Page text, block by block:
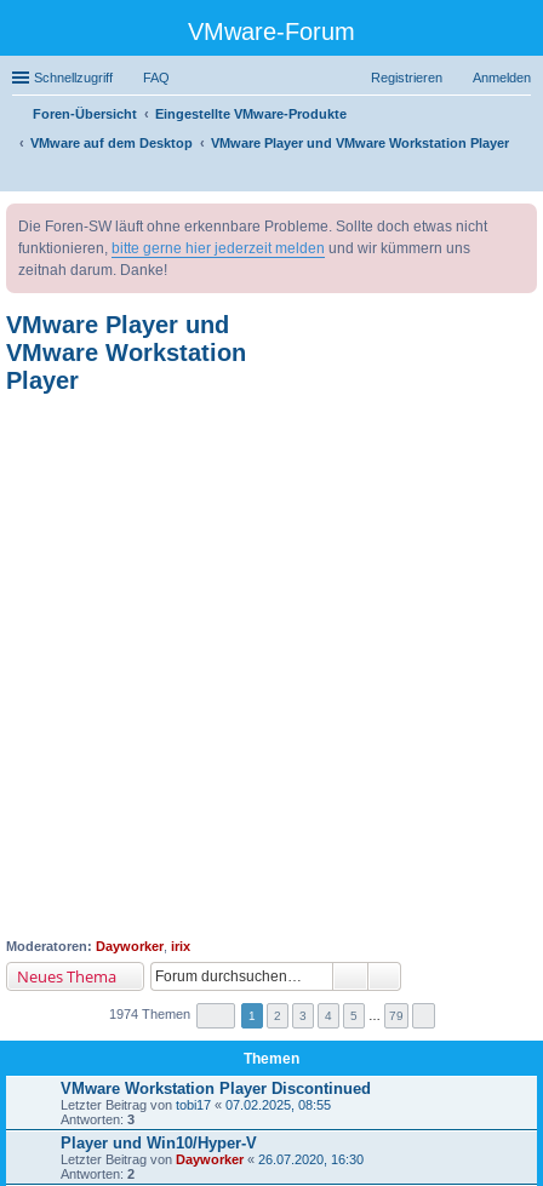
VMware-Forum
Schnellzugriff FAQ Anmelden
Registrieren
Foren-Übersicht
Eingestellte VMware-Produkte
VMware auf dem Desktop
VMware Player und VMware Workstation Player
uc
Die Foren-SW läuft ohne erkennbare Probleme. Sollte doch etwas nicht
funktionieren, bitte gerne hier jederzeit melden und wir kümmern uns
zeitnah darum. Danke!
VMware Player und
VMware Workstation
Player
Moderatoren: Dayworker, irix
Neues Thema
1974 Themen 1 2 3 4 5 79
Themen
VMware Workstation Player Discontinued
Letzter Beitrag von tobi17 « 07.02.2025, 08:55
Antworten: 3
Player und Win10/Hyper-V
Letzter Beitrag von Dayworker« 26.07.2020, 16:30
Antworten: 2